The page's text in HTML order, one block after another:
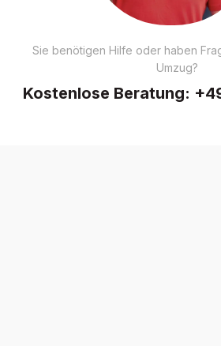
Sie benötigen Hilfe oder haben
Umzug?
Kostenlose Beratung: